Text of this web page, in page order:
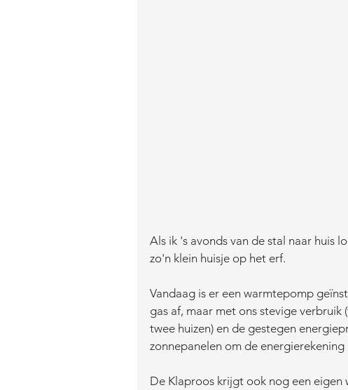
Als ik 's avonds van de stal naar huis
zo'n klein huisje op het erf.
Vandaag is er een warmtepomp
gas af, maar met ons stevige
twee huizen) en de gestegen
zonnepanelen om de
De Klaproos krijgt ook nog een